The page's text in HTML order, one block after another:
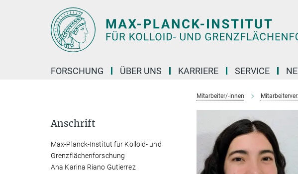
FORSCHUNG ÜBER UNS KARRIERE SERVICE
Mitarbeiter/-innen
Anschrift
Max-Planck-Institut für Kolloid- und
Grenzflächenforschung
Ana Karina Riano Gutierrez